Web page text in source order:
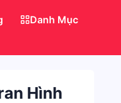
Danh Mục
Hình